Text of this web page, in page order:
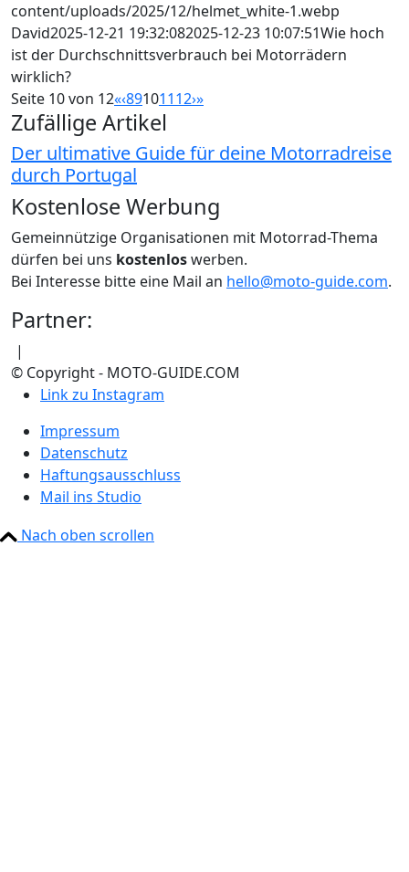
content/uploads/2025/12/helmet_white-1.webp
David2025-12-21 19:32:082025-12-23 10:07:51Wie hoch
ist der Durchschnittsverbrauch bei Motorrädern
wirklich?
Seite 10 von 12«‹89101112›»
Zufällige Artikel
Der ultimative Guide für deine Motorradreise
durch Portugal
Kostenlose Werbung
Gemeinnützige Organisationen mit Motorrad-Thema
dürfen bei uns kostenloswerben.
Bei Interesse bitte eine Mail an hello@moto-guide.com.
Partner:
|
© Copyright - MOTO-GUIDE.COM
Link zu Instagram
Impressum
Datenschutz
Haftungsausschluss
Mail ins Studio
Nach oben scrollen